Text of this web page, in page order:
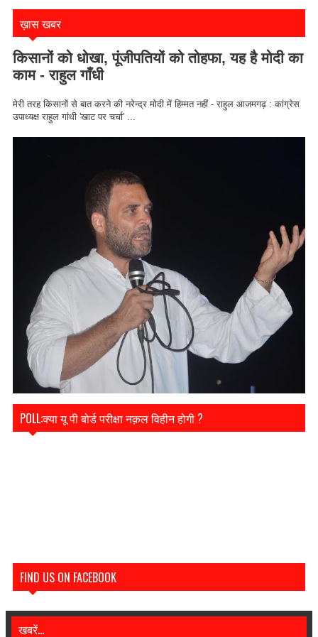
ख़ास खबर
किसानों को धोखा, पूंजीपतियों को तोहफा, यह है मोदी का
काम - राहुल गाँधी
मेरी तरह किसानों से बात करने की नरेन्द्र मोदी में हिम्मत नहीं - राहुल आजमगढ़ : कांग्रेस
उपाध्यक्ष राहुल गांधी 'खाट पर चर्चा' ...
POLL:क्या यू पी बोर्ड परीक्षा नक़ल विहीन होगी ?
FIND US ON FACEBOOK
खबरें...